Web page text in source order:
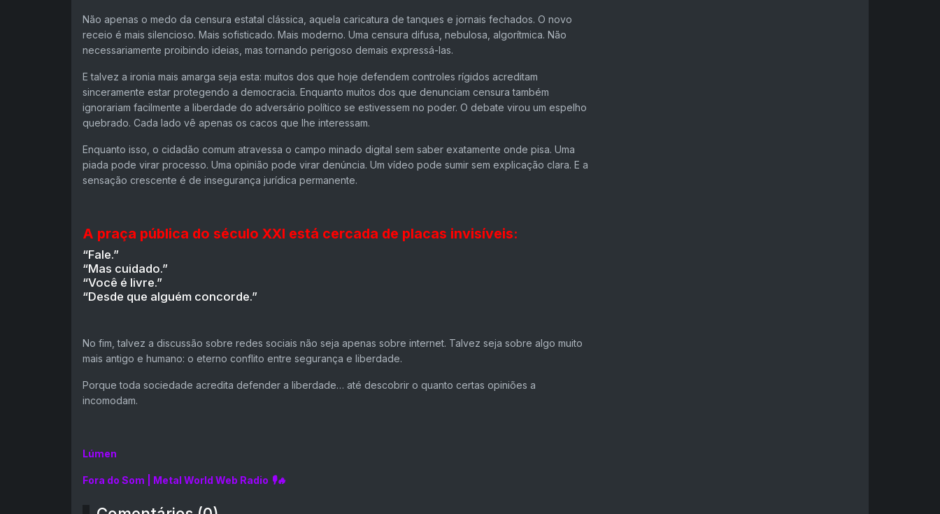
Não apenas o medo da censura estatal clássica, aquela caricatura de tanques e jornais fechados. O novo
receio é mais silencioso. Mais sofisticado. Mais moderno. Uma censura difusa, nebulosa, algorítmica. Não
necessariamente proibindo ideias, mas tornando perigoso demais expressá-las.
E talvez a ironia mais amarga seja esta: muitos dos que hoje defendem controles rígidos acreditam
sinceramente estar protegendo a democracia. Enquanto muitos dos que denunciam censura também
ignorariam facilmente a liberdade do adversário político se estivessem no poder. O debate virou um espelho
quebrado. Cada lado vê apenas os cacos que lhe interessam.
Enquanto isso, o cidadão comum atravessa o campo minado digital sem saber exatamente onde pisa. Uma
piada pode virar processo. Uma opinião pode virar denúncia. Um vídeo pode sumir sem explicação clara. E a
sensação crescente é de insegurança jurídica permanente.
A praça pública do século XXI está cercada de placas invisíveis:
“Fale.”
“Mas cuidado.”
“Você é livre.”
“Desde que alguém concorde.”
No fim, talvez a discussão sobre redes sociais não seja apenas sobre internet. Talvez seja sobre algo muito
mais antigo e humano: o eterno conflito entre segurança e liberdade.
Porque toda sociedade acredita defender a liberdade… até descobrir o quanto certas opiniões a
incomodam.
Lúmen
Fora do Som | Metal World Web Radio 🎙️🔥